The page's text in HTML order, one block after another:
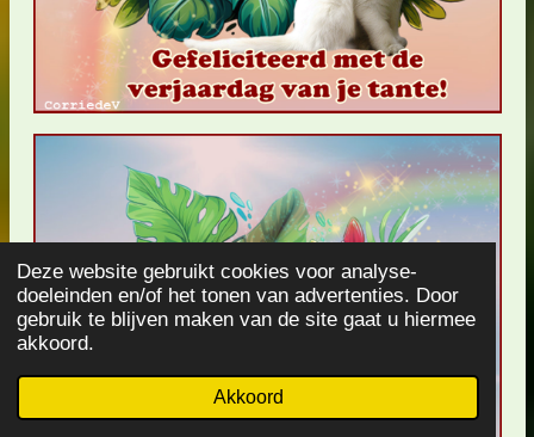
Deze website gebruikt cookies voor analyse-
doeleinden en/of het tonen van advertenties. Door
gebruik te blijven maken van de site gaat u hiermee
akkoord.
Akkoord